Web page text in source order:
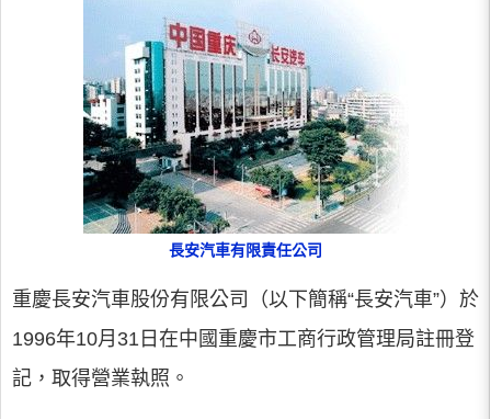
長安汽車有限責任公司
重慶長安汽車股份有限公司（以下簡稱“長安汽車”）於
1996年10月31日在中國重慶市工商行政管理局註冊登
記，取得營業執照。